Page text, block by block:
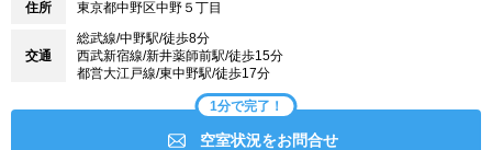
住所 東京都中野区中野５丁目
交通
総武線/中野駅/徒歩8分
西武新宿線/新井薬師前駅/徒歩15分
都営大江戸線/東中野駅/徒歩17分
1分で完了！
空室状況をお問合せ